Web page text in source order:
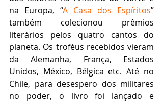
na Europa, “A Casa dos Espíritos”
também colecionou prêmios
literários pelos quatro cantos do
planeta. Os troféus recebidos vieram
da Alemanha, França, Estados
Unidos, México, Bélgica etc. Até no
Chile, para desespero dos militares
no poder, o livro foi lançado e